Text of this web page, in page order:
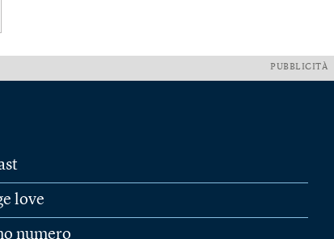
PUBBLICITÀ
love
numero